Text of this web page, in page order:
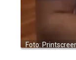
Foto: